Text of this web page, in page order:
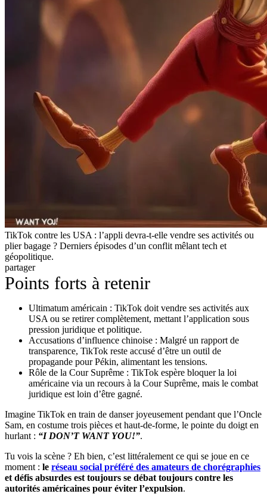
TikTok contre les USA : l’appli devra-t-elle vendre ses activités ou
plier bagage ? Derniers épisodes d’un conflit mêlant tech et
géopolitique.
partager
Points forts à retenir
Ultimatum américain : TikTok doit vendre ses activités aux
USA ou se retirer complètement, mettant l’application sous
pression juridique et politique.
Accusations d’influence chinoise : Malgré un rapport de
transparence, TikTok reste accusé d’être un outil de
propagande pour Pékin, alimentant les tensions.
Rôle de la Cour Suprême : TikTok espère bloquer la loi
américaine via un recours à la Cour Suprême, mais le combat
juridique est loin d’être gagné.
Imagine TikTok en train de danser joyeusement pendant que l’Oncle
Sam, en costume trois pièces et haut-de-forme, le pointe du doigt en
hurlant : “I DON’T WANT YOU!”.
Tu vois la scène ? Eh bien, c’est littéralement ce qui se joue en ce
moment : le réseau social préféré des amateurs de chorégraphies
et défis absurdes est toujours se débat toujours contre les
autorités américaines pour éviter l’expulsion.